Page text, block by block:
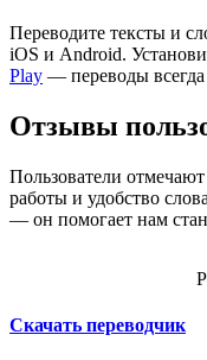
Переводите тексты и
iOS и Android.
Play — переводы
Отзывы
Пользователи
работы и удобство
— он помогает нам
Скачать переводчик